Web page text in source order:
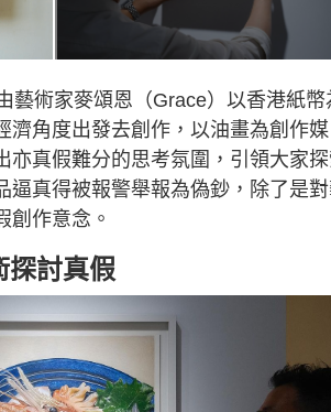
藝術家麥頌恩（Grace）以香港紙幣
濟角度出發去創作，以油畫為創作媒
亦真假難分的思考氛圍，引領大家
逼真得被報警舉報為偽鈔，除了是
創作意念。
探討真假